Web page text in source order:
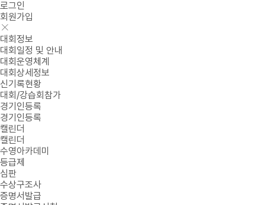
로그인
회원가입
대회정보
대회일정 및 안내
대회운영체계
대회상세정보
신기록현황
대회/강습회참가
경기인등록
경기인등록
캘린더
캘린더
수영아카데미
등급제
심판
수상구조사
증명서발급